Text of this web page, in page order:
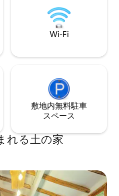
は小さなフ
Wi-Fi
敷地内無料駐⁠車
ス⁠ペ⁠ー⁠ス
れる土の家